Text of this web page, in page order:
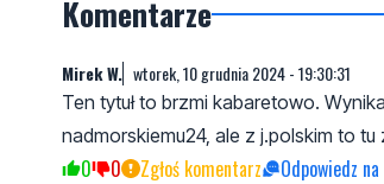
Komentarze
Mirek W. wtorek, 10 grudnia 2024 - 19:30:31
Ten tytuł to brzmi kabaretowo.
nadmorskiemu24, ale z j.polskim to tu
0 0 Zgłoś komentarz Odpowiedz